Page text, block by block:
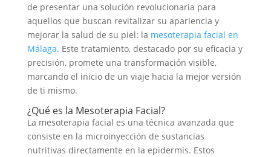
de presentar una solución revolucionaria para
aquellos que buscan revitalizar su apariencia y
mejorar la salud de su piel: la mesoterapia facial en
Málaga. Este tratamiento, destacado por su eficacia y
precisión, promete una transformación visible,
marcando el inicio de un viaje hacia la mejor versión
de ti mismo.
¿Qué es la Mesoterapia Facial?
La mesoterapia facial es una técnica avanzada que
consiste en la microinyección de sustancias
nutritivas directamente en la epidermis. Estos